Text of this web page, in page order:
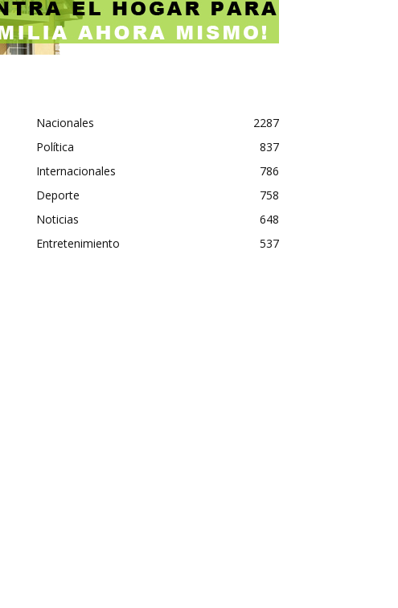
Nacionales
2287
Política
837
Internacionales
786
Deporte
758
Noticias
648
Entretenimiento
537